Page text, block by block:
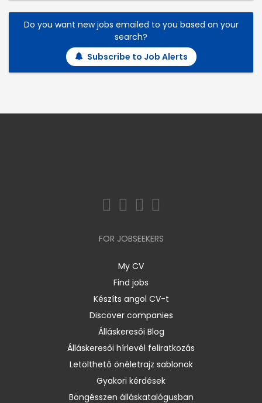
Do you want new jobs emailed to you based on your
search?
Subscribe to Job Alerts
FOR JOBSEEKERS
My CV
Find jobs
Készíts angol CV-t
Discover companies
Álláskeresői Blog
Álláskeresői hírlevél feliratkozás
Letölthető önéletrajz sablonok
Gyakori kérdések
Böngésszen álláskatalógusban